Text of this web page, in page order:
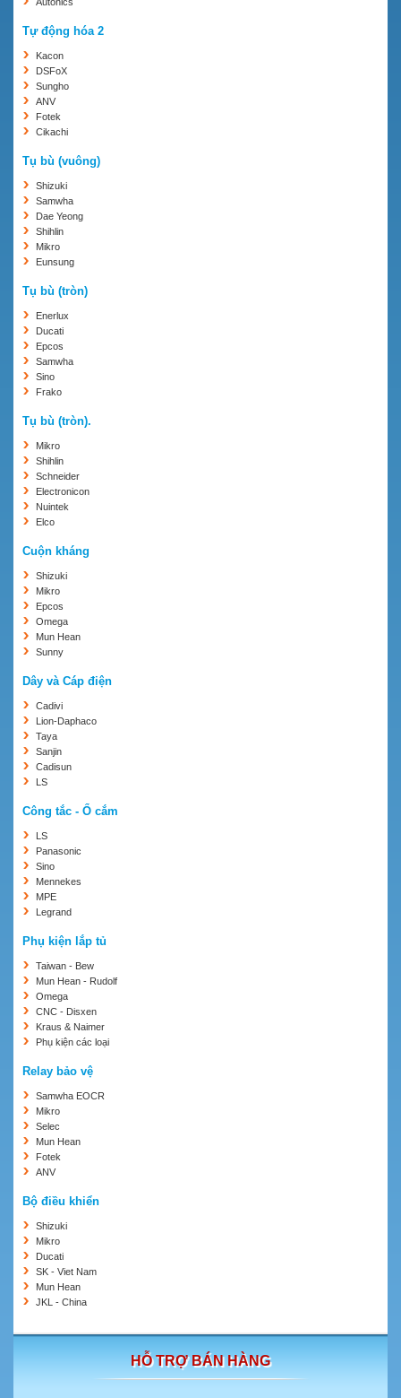
Autonics
Tự động hóa 2
Kacon
DSFoX
Sungho
ANV
Fotek
Cikachi
Tụ bù (vuông)
Shizuki
Samwha
Dae Yeong
Shihlin
Mikro
Eunsung
Tụ bù (tròn)
Enerlux
Ducati
Epcos
Samwha
Sino
Frako
Tụ bù (tròn).
Mikro
Shihlin
Schneider
Electronicon
Nuintek
Elco
Cuộn kháng
Shizuki
Mikro
Epcos
Omega
Mun Hean
Sunny
Dây và Cáp điện
Cadivi
Lion-Daphaco
Taya
Sanjin
Cadisun
LS
Công tắc - Ổ cắm
LS
Panasonic
Sino
Mennekes
MPE
Legrand
Phụ kiện lắp tủ
Taiwan - Bew
Mun Hean - Rudolf
Omega
CNC - Disxen
Kraus & Naimer
Phụ kiện các loại
Relay bảo vệ
Samwha EOCR
Mikro
Selec
Mun Hean
Fotek
ANV
Bộ điều khiển
Shizuki
Mikro
Ducati
SK - Viet Nam
Mun Hean
JKL - China
HỖ TRỢ BÁN HÀNG